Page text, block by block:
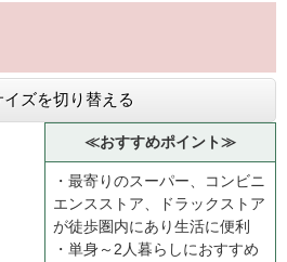
ズを切り替える
≪おすすめポイント≫
・最寄りのスーパー、コンビニ
エンスストア、ドラックストア
が徒歩圏内にあり生活に便利
・単身～2人暮らしにおすすめ